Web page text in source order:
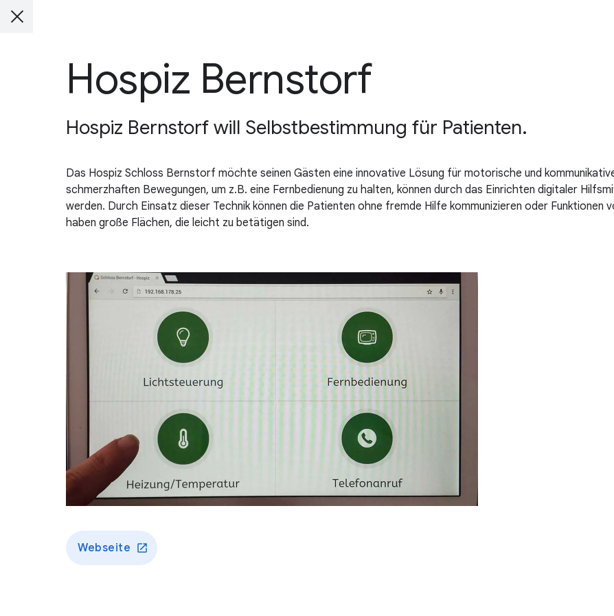
Hospiz Bernstorf
Hospiz Bernstorf will Selbstbestimmung für Patienten.
Das Hospiz Schloss Bernstorf möchte seinen Gästen eine innovative Lösung für motorische und
schmerzhaften Bewegungen, um z.B. eine Fernbedienung zu halten, können durch das Einrichten digitaler
werden. Durch Einsatz dieser Technik können die Patienten ohne fremde Hilfe kommunizieren oder Funktionen
haben große Flächen, die leicht zu betätigen sind.
Webseite